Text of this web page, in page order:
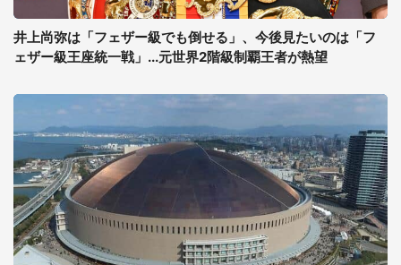
井上尚弥は「フェザー級でも倒せる」、今後見たいのは「フ
ェザー級王座統一戦」...元世界2階級制覇王者が熱望